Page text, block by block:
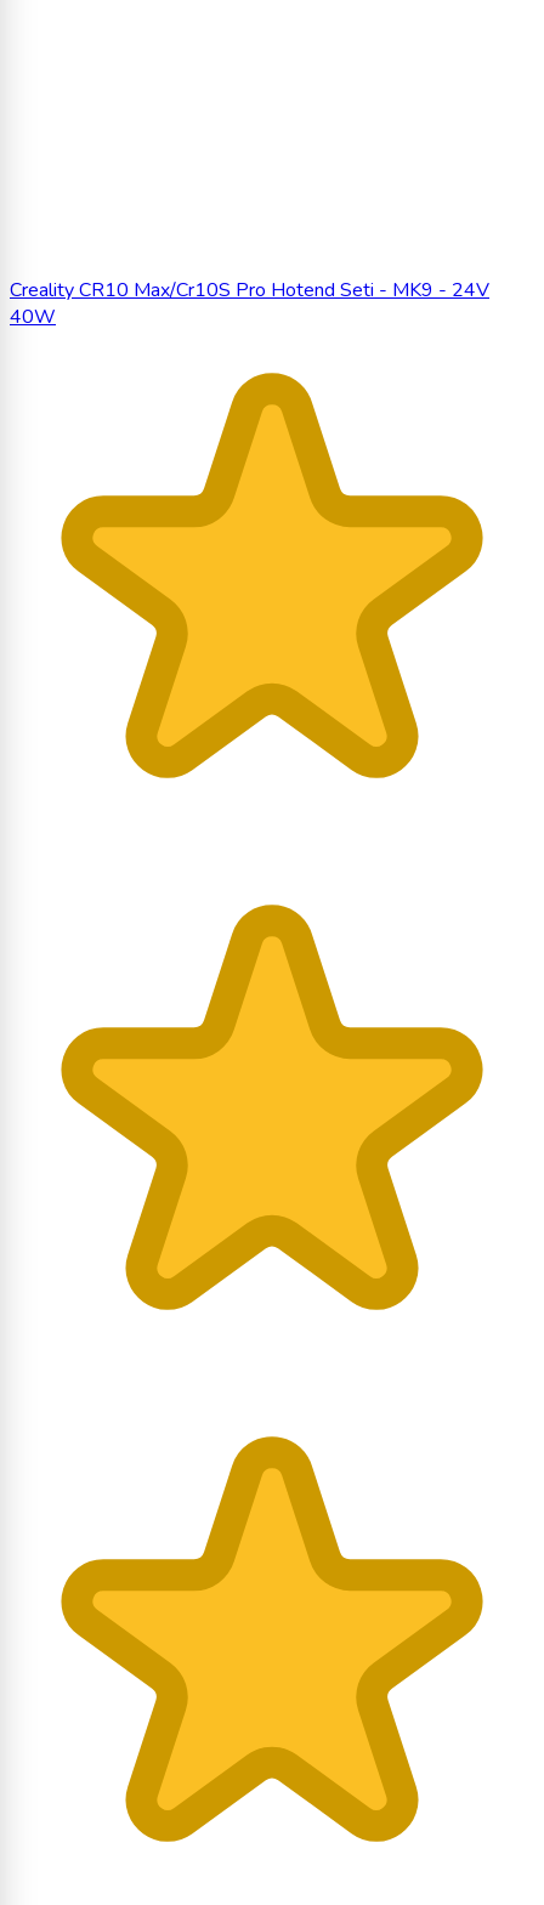
Creality CR10 Max/Cr10S Pro Hotend Seti - MK9 - 24V
40W